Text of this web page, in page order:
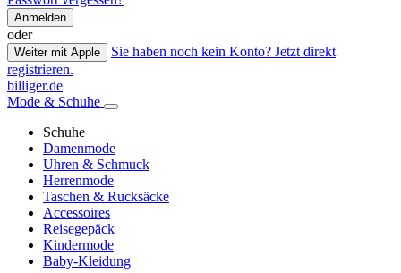
Anmelden
oder
Weiter mit Apple
Sie haben noch kein Konto? Jetzt direkt
registrieren.
billiger.de
Mode & Schuhe
Schuhe
Damenmode
Uhren & Schmuck
Herrenmode
Taschen & Rucksäcke
Accessoires
Reisegepäck
Kindermode
Baby-Kleidung